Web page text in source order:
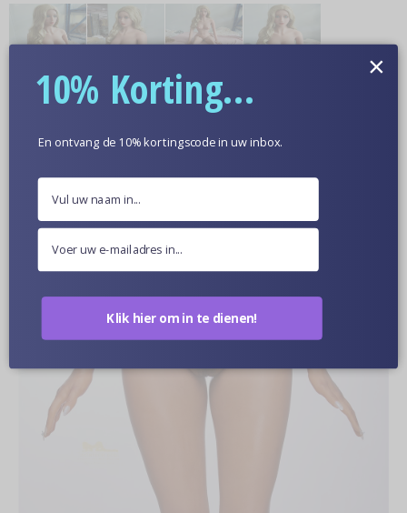
Meer informatie
Optionele Huidskleur
Poppen Van Dichtbij
10% Korting...
En ontvang de 10% kortingscode in uw inbox.
Klik hier om in te dienen!
×